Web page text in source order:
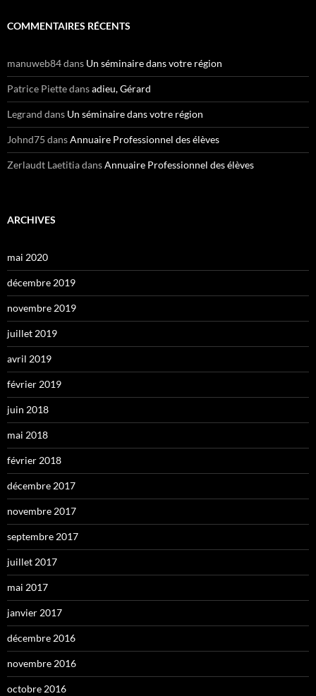
COMMENTAIRES RÉCENTS
manuweb84dans Un séminaire dans votre région
Patrice Piettedansadieu, Gérard
Legrand dans Un séminaire dans votre région
Johnd75 dansAnnuaire Professionnel des élèves
Zerlaudt LaetitiadansAnnuaire Professionnel des élèves
ARCHIVES
mai 2020
décembre 2019
novembre 2019
juillet 2019
avril 2019
février 2019
juin 2018
mai 2018
février 2018
décembre 2017
novembre 2017
septembre 2017
juillet 2017
mai 2017
janvier 2017
décembre 2016
novembre 2016
octobre 2016